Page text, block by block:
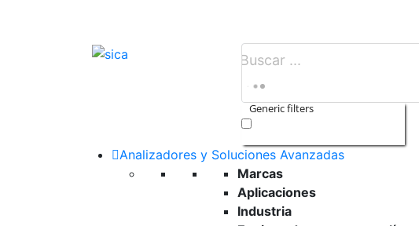
Generic filters
Analizadores y Soluciones Avanzadas
Marcas
Aplicaciones
Industria